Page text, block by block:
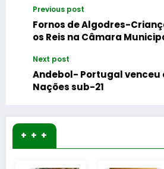
Previous post
Fornos de Algodres-
os Reis na Câmara
Next post
Andebol- Portugal venceu
Nações sub-21
+ + +